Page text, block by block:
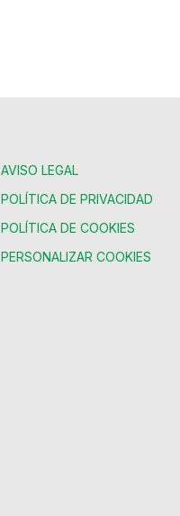
AVISO LEGAL
POLÍTICA DE PRIVACIDAD
POLÍTICA DE COOKIES
PERSONALIZAR COOKIES